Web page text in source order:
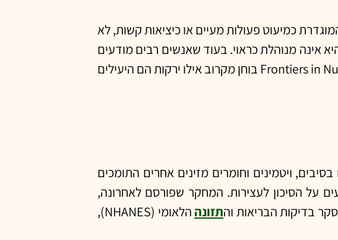
כמיעוט פעולות מעיים או כיציאות קשות, לא
אינה מנוהלת כראוי. בעוד שאנשים רבים מודעים
בריאה יכולה לעזור במניעת עצירות, מחקר חדש שפורסם בכתב העת הרפואי Frontiers in Nutrition בוחן מקרוב אילו ירקות הם היעילים
ויטמינים וחומרים מזינים אחרים התומכים
על הסיכון לעצירות. המחקר שפורסם לאחרונה,
תזונה
הלאומי (NHANES),